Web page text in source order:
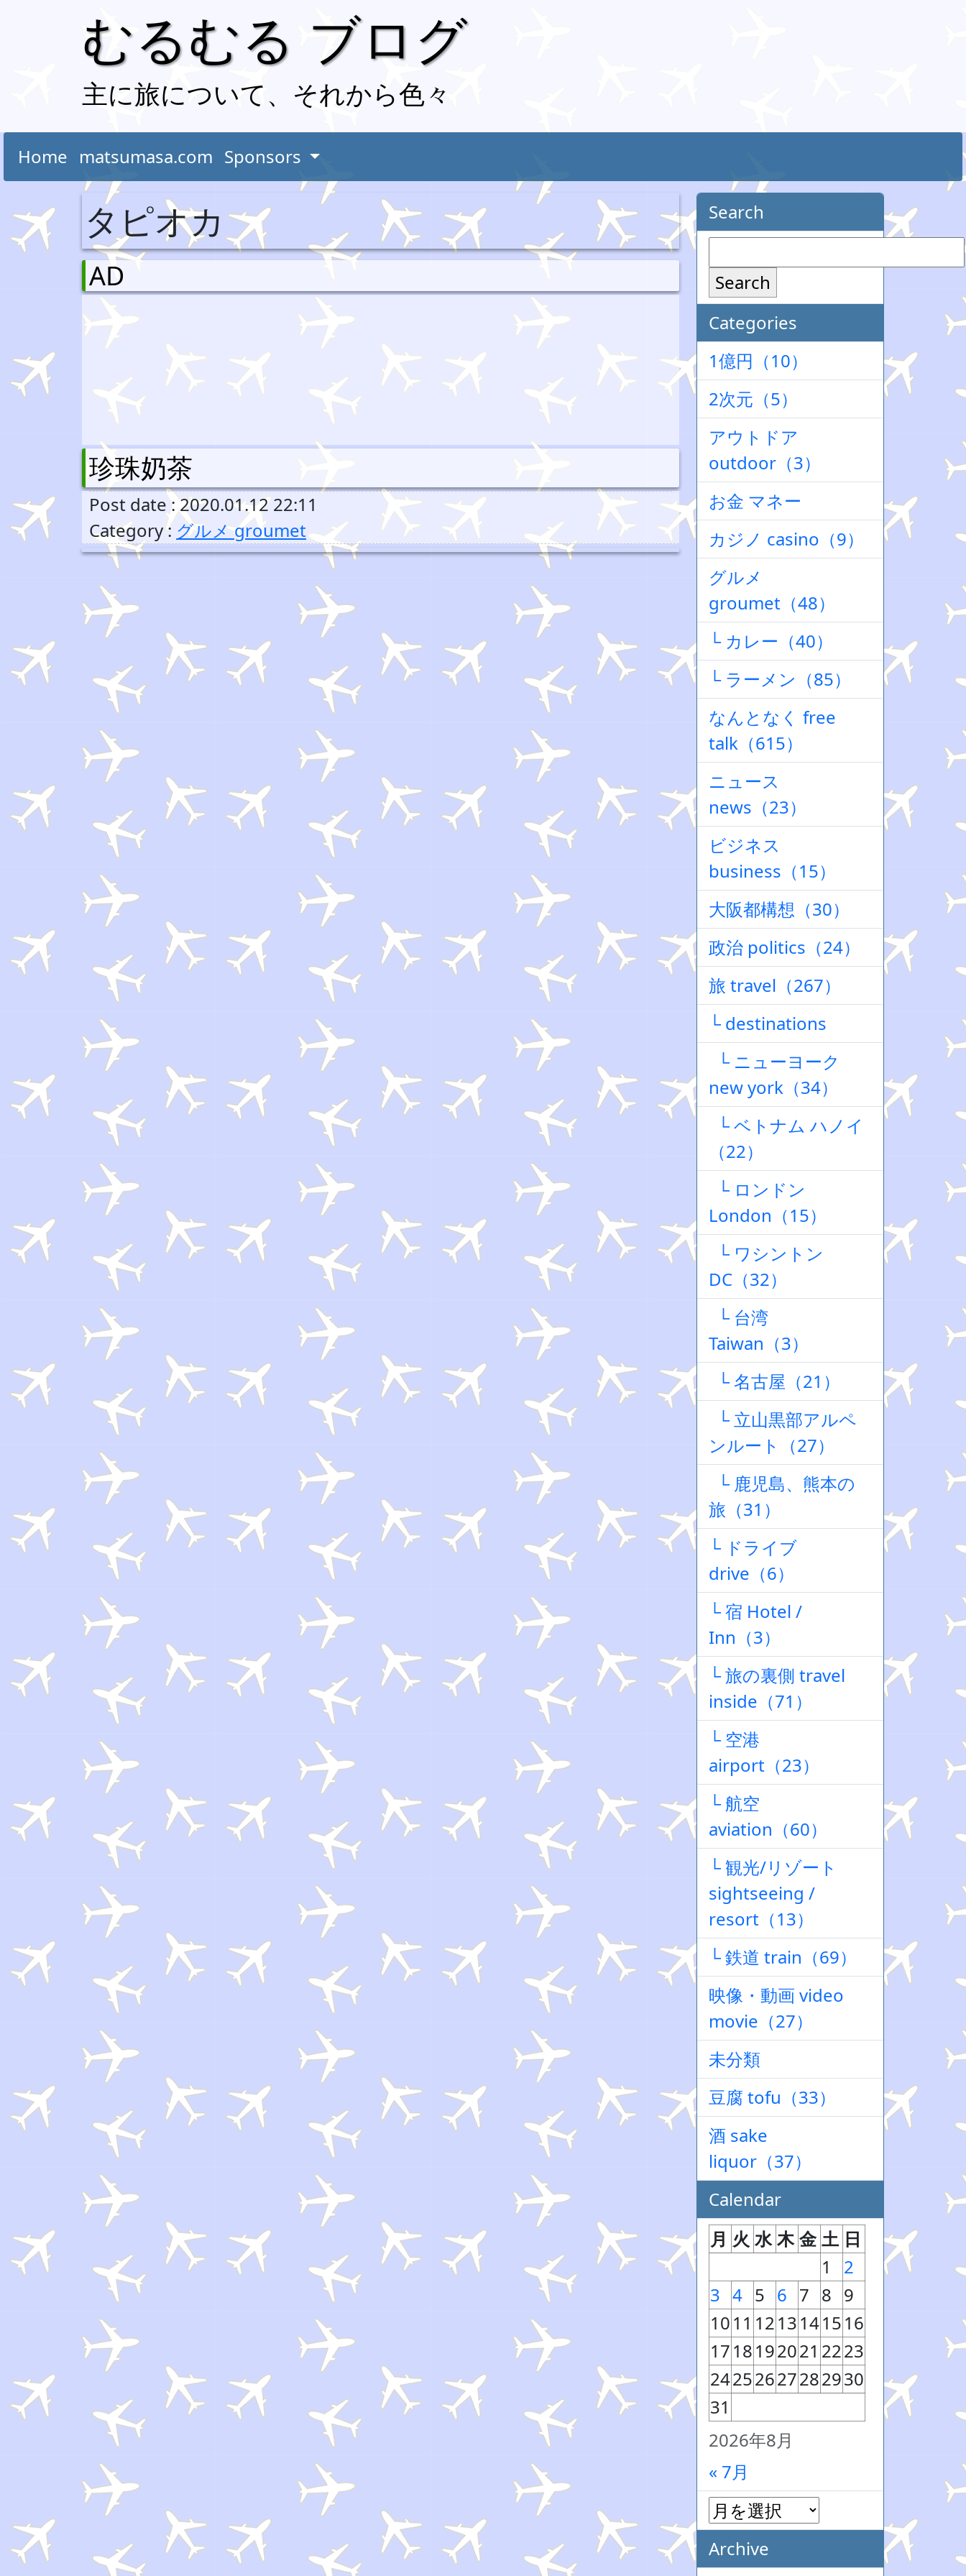
むるむる ブログ
主に旅について、それから色々
Home matsumasa.com Sponsors
タピオカ
AD
珍珠奶茶
Post date : 2020.01.12 22:11
Category : グルメ groumet
Search
Search
Categories
1億円（10）
2次元（5）
アウトドア
outdoor（3）
お金 マネー
カジノ casino（9）
グルメ
groumet（48）
└ カレー（40）
└ ラーメン（85）
なんとなく free
talk（615）
ニュース
news（23）
ビジネス
business（15）
大阪都構想（30）
政治 politics（24）
旅 travel（267）
└ destinations
└ ニューヨーク
new york（34）
└ ベトナム ハノイ
（22）
└ ロンドン
London（15）
└ ワシントン
DC（32）
└ 台湾
Taiwan（3）
└ 名古屋（21）
└ 立山黒部アルペ
ンルート（27）
└ 鹿児島、熊本の
旅（31）
└ ドライブ
drive（6）
└ 宿 Hotel /
Inn（3）
└ 旅の裏側 travel
inside（71）
└ 空港
airport（23）
└ 航空
aviation（60）
└ 観光/リゾート
sightseeing /
resort（13）
└ 鉄道 train（69）
映像・動画 video
movie（27）
未分類
豆腐 tofu（33）
酒 sake
liquor（37）
Calendar
2026年8月
月 火 水 木 金 土 日
1
2
3 4 5 6 7 8 9
1011 1213141516
1718192021 2223
24252627282930
31
« 7月
Archive